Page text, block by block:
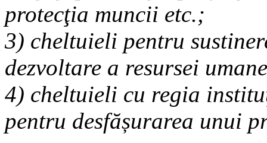
protecţia muncii etc.;
3) cheltuieli pentru
dezvoltare a resursei
4) cheltuieli cu regia
pentru desfășurarea unui